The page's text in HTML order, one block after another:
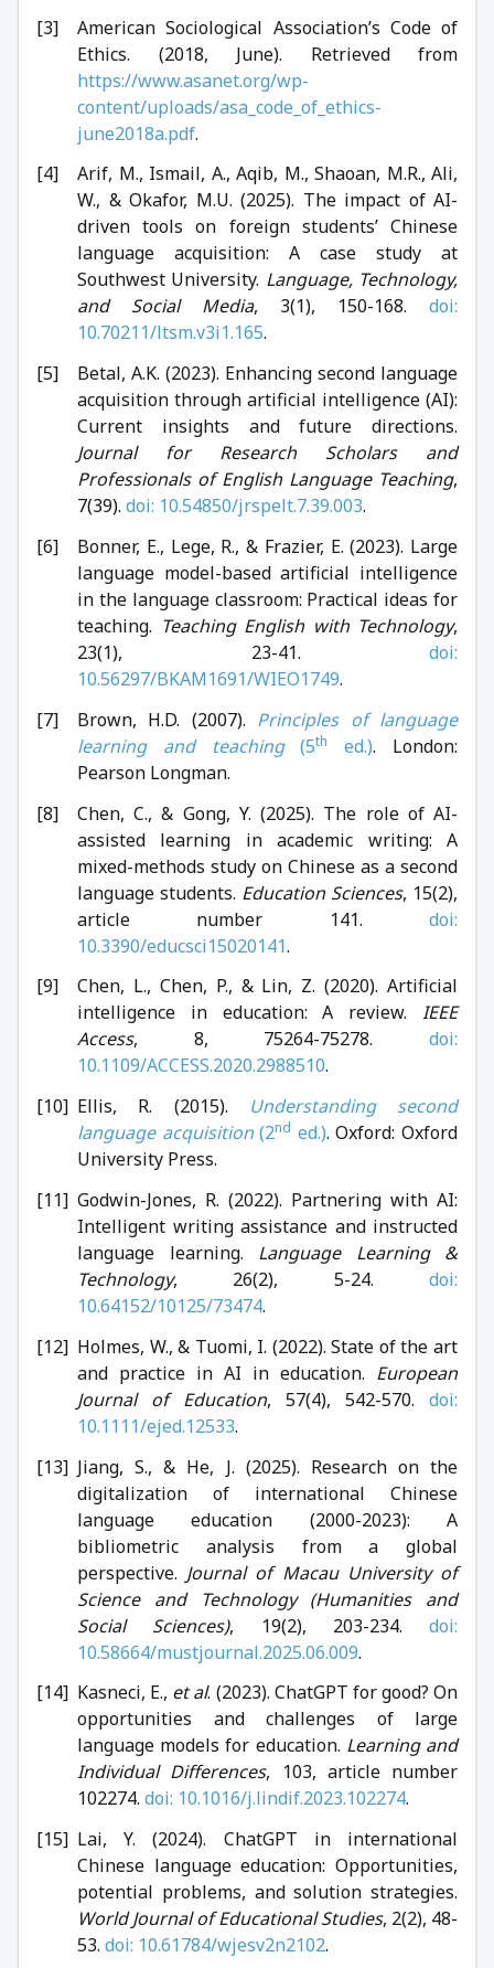
American Sociological Association’s Code of
Ethics. (2018, June). Retrieved from
https://www.asanet.org/wp-
content/uploads/asa_code_of_ethics-
june2018a.pdf.
Arif, M., Ismail, A., Aqib, M., Shaoan, M.R., Ali,
W., & Okafor, M.U. (2025). The impact of AI-
driven tools on foreign students’ Chinese
language acquisition: A case study at
Southwest University. Language, Technology,
and Social Media, 3(1), 150-168. doi:
10.70211/ltsm.v3i1.165.
Betal, A.K. (2023). Enhancing second language
acquisition through artificial intelligence (AI):
Current insights and future directions.
Journal for Research Scholars and
Professionals of English Language Teaching,
7(39). doi: 10.54850/jrspelt.7.39.003.
Bonner, E., Lege, R., & Frazier, E. (2023). Large
language model-based artificial intelligence
in the language classroom: Practical ideas for
teaching. Teaching English with Technology,
23(1), 23-41. doi:
10.56297/BKAM1691/WIEO1749.
Brown, H.D. (2007). Principles of language
learning and teaching(5th ed.). London:
Pearson Longman.
Chen, C., & Gong, Y. (2025). The role of AI-
assisted learning in academic writing: A
mixed-methods study on Chinese as a second
language students. Education Sciences, 15(2),
article number 141. doi:
10.3390/educsci15020141.
Chen, L., Chen, P., & Lin, Z. (2020). Artificial
intelligence in education: A review. IEEE
Access, 8, 75264-75278. doi:
10.1109/ACCESS.2020.2988510.
Ellis, R. (2015).
Understanding second
language acquisition(2nd ed.). Oxford: Oxford
University Press.
Godwin-Jones, R. (2022). Partnering with AI:
Intelligent writing assistance and instructed
language learning. Language Learning &
Technology, 26(2), 5-24. doi:
10.64152/10125/73474.
Holmes, W., & Tuomi, I. (2022). State of the art
and practice in AI in education. European
Journal of Education, 57(4), 542-570. doi:
10.1111/ejed.12533.
Jiang, S., & He, J. (2025). Research on the
digitalization of international Chinese
language education (2000-2023): A
bibliometric analysis from a global
perspective. Journal of Macau University of
Science and Technology (Humanities and
Social Sciences), 19(2), 203-234. doi:
10.58664/mustjournal.2025.06.009.
Kasneci, E., et al. (2023). ChatGPT for good? On
opportunities and challenges of large
language models for education. Learning and
Individual Differences, 103, article number
102274. doi: 10.1016/j.lindif.2023.102274.
Lai, Y. (2024). ChatGPT in international
Chinese language education: Opportunities,
potential problems, and solution strategies.
World Journal of Educational Studies, 2(2), 48-
53. doi: 10.61784/wjesv2n2102.